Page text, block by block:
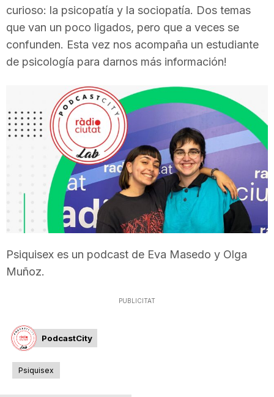
t
t
e
a
r
curioso: la psicopatía y la sociopatía. Dos temas
que van un poco ligados, pero que a veces se
confunden. Esta vez nos acompaña un estudiante
de psicología para darnos más información!
Psiquisex es un podcast de Eva Masedo y Olga
Muñoz.
PUBLICITAT
PodcastCity
Psiquisex